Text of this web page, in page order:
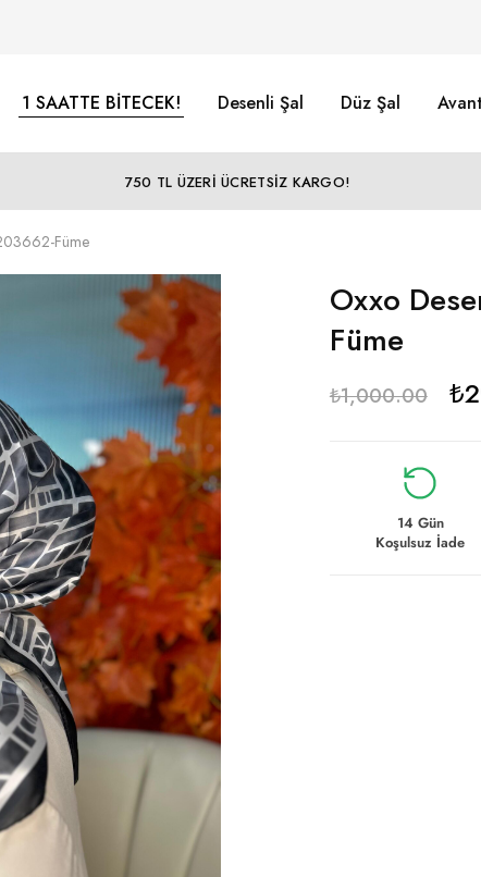
1 SAATTE BİTECEK! Desenli Şal Düz Şal
750 TL ÜZERİ ÜCRETSİZ KARGO!
Füme
Oxxo
Füme
₺1,000.00 ₺
14 Gün
Koşulsuz İade